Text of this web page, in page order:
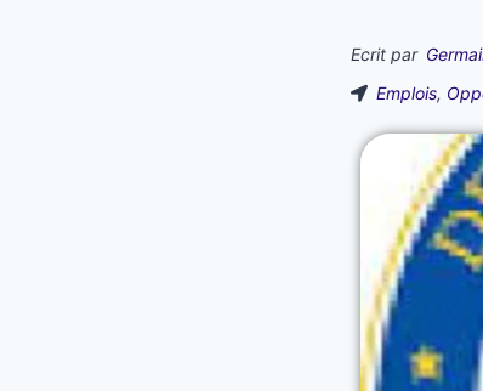
Ecrit par
Emplois,